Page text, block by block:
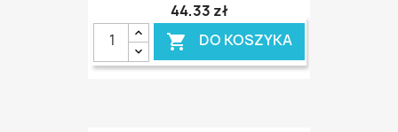
44,33 zł
 DO KOSZYKA